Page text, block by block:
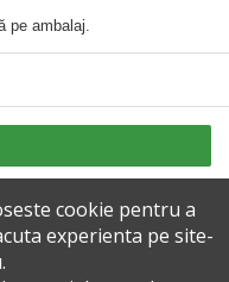
pe ambalaj.
cookie pentru a
experienta pe site-